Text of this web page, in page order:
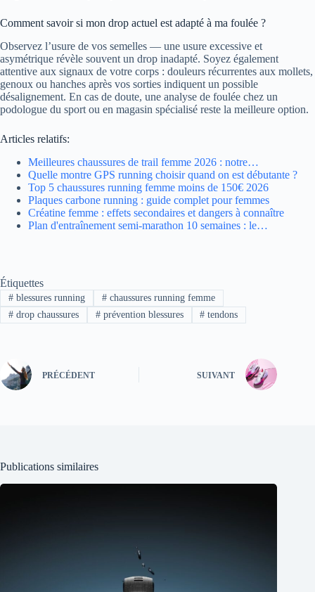
Comment savoir si mon drop actuel est adapté à ma foulée ?
Observez l’usure de vos semelles — une usure excessive et
asymétrique révèle souvent un drop inadapté. Soyez également
attentive aux signaux de votre corps : douleurs récurrentes aux mollets,
genoux ou hanches après vos sorties indiquent un possible
désalignement. En cas de doute, une analyse de foulée chez un
podologue du sport ou en magasin spécialisé reste la meilleure option.
Articles relatifs:
Meilleures chaussures de trail femme 2026 : notre…
Quelle montre GPS running choisir quand on est débutante ?
Top 5 chaussures running femme moins de 150€ 2026
Plaques carbone running : guide complet pour femmes
Créatine femme : effets secondaires et dangers à connaître
Plan d'entraînement semi-marathon 10 semaines : le…
Étiquettes
#blessures running #chaussures running femme
#drop chaussures #prévention blessures # tendons
PRÉCÉDENT SUIVANT
Publications similaires